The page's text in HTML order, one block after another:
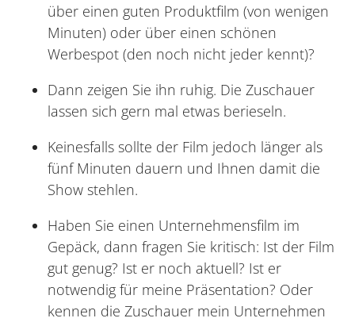
über einen guten Produktfilm (von wenigen
Minuten) oder über einen schönen
Werbespot (den noch nicht jeder kennt)?
Dann zeigen Sie ihn ruhig. Die Zuschauer
lassen sich gern mal etwas berieseln.
Keinesfalls sollte der Film jedoch länger als
fünf Minuten dauern und Ihnen damit die
Show stehlen.
Haben Sie einen Unternehmensfilm im
Gepäck, dann fragen Sie kritisch: Ist der Film
gut genug? Ist er noch aktuell? Ist er
notwendig für meine Präsentation? Oder
kennen die Zuschauer mein Unternehmen